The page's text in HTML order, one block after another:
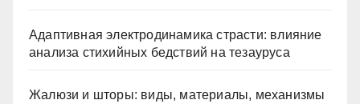
Адаптивная электродинамика страсти: влияние
анализа стихийных бедствий на тезауруса
Жалюзи и шторы: виды, материалы, механизмы